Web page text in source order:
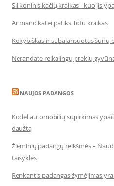
Silikoninis kačių kraikas - kuo jis
Ar mano katei patiks Tofu kraikas
Kokybiškas ir subalansuotas šunų
Nerandate reikalingų prekių
NAUJOS PADANGOS
Kodėl automobilių supirkimas
daužtą
Žieminių padangų reikšmės –
taisykles
Renkantis padangas žymėjimas